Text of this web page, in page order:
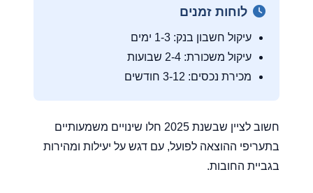
לוחות זמנים
עיקול חשבון בנק: 1-3 ימים
עיקול משכורת: 2-4 שבועות
מכירת נכסים: 3-12 חודשים
חשוב לציין שבשנת 2025 חלו שינויים משמעותיים
בתעריפי ההוצאה לפועל, עם דגש על יעילות ומהירות
בגביית החובות.